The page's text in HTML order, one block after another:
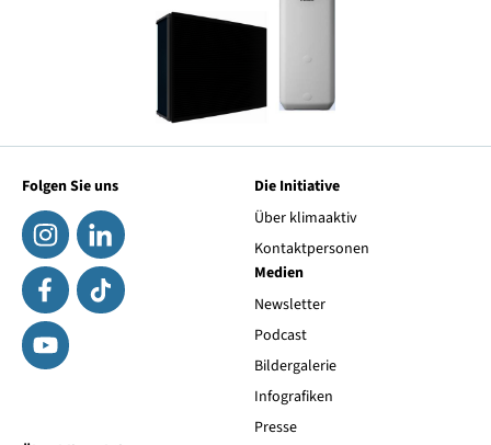
Folgen Sie uns
Die Initiative
Über klimaaktiv
Kontaktpersonen
Medien
Newsletter
Podcast
Bildergalerie
Infografiken
Presse